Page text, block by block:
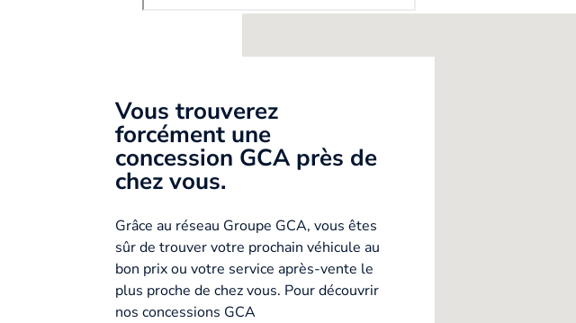
Vous trouverez
forcément une
concession GCA près de
chez vous.
Grâce au réseau Groupe GCA, vous êtes
sûr de trouver votre prochain véhicule au
bon prix ou votre service après-vente le
plus proche de chez vous. Pour découvrir
nos concessions GCA